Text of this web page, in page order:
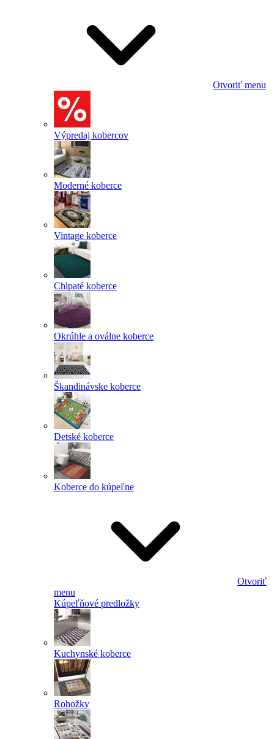
Otvoriť menu
Výpredaj kobercov
Moderné koberce
Vintage koberce
Chlpaté koberce
Okrúhle a oválne koberce
Škandinávske koberce
Detské koberce
Koberce do kúpeľne
Otvoriť
menu
Kúpeľňové predložky
Kuchynské koberce
Rohožky